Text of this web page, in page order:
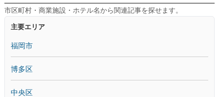
市区町村・商業施設・ホテル名から関連記事を探せます。
主要エリア
福岡市
博多区
中央区